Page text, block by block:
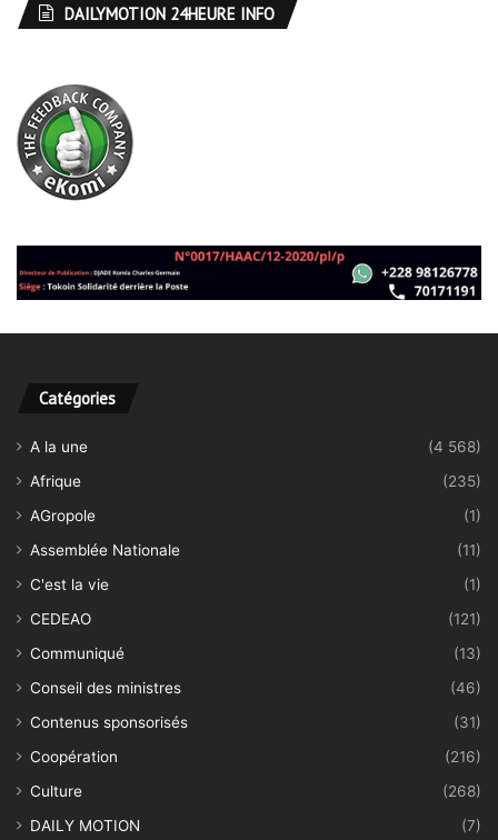
DAILYMOTION 24HEURE INFO
Catégories
A la une
(4 568)
Afrique
(235)
AGropole
(1)
Assemblée Nationale
(11)
C'est la vie
(1)
CEDEAO
(121)
Communiqué
(13)
Conseil des ministres
(46)
Contenus sponsorisés
(31)
Coopération
(216)
Culture
(268)
DAILY MOTION
(7)